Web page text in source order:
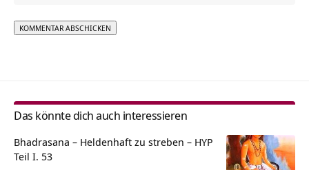
Das könnte dich auch interessieren
Bhadrasana – Heldenhaft zu streben – HYP
Teil I. 53